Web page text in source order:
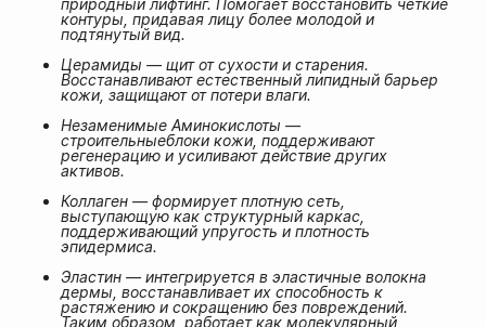
природный лифтинг. Помогает восстановить четкие
контуры, придавая лицу более молодой и
подтянутый вид.
Церамиды — щит от сухости и старения.
Восстанавливают естественный липидный барьер
кожи, защищают от потери влаги.
Незаменимые Аминокислоты —
строительныеблоки кожи, поддерживают
регенерацию и усиливают действие других
активов.
Коллаген — формирует плотную сеть,
выступающую как структурный каркас,
поддерживающий упругость и плотность
эпидермиса.
Эластин — интегрируется в эластичные волокна
дермы, восстанавливает их способность к
растяжению и сокращению без повреждений.
Таким образом, работает как молекулярный